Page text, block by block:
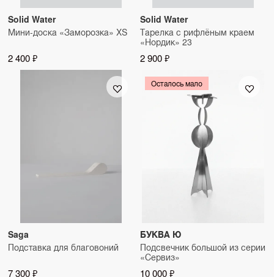
Solid Water
Мини-доска «Заморозка» XS
2 400 ₽
Solid Water
Тарелка с рифлёным краем
«Нордик» 23
2 900 ₽
Saga
Подставка для благовоний
7 300 ₽
Осталось мало
БУКВА Ю
Подсвечник большой из серии
«Сервиз»
10 000 ₽